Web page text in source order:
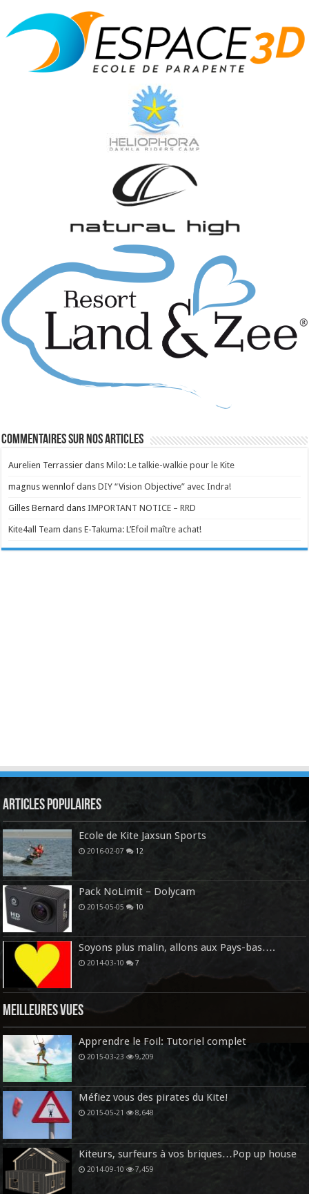
Commentaires sur nos articles
Aurelien Terrassier dansMilo: Le talkie-walkie pour le Kite
magnus wennlof dansDIY “Vision Objective” avec Indra!
Gilles Bernard dansIMPORTANT NOTICE – RRD
Kite4all Team dansE-Takuma: L’Efoil maître achat!
Articles Populaires
Ecole de Kite Jaxsun Sports
2016-02-07 12
Pack NoLimit – Dolycam
2015-05-05 10
Soyons plus malin, allons aux Pays-bas….
2014-03-10 7
Meilleures vues
Apprendre le Foil: Tutoriel complet
2015-03-23 9,209
Méfiez vous des pirates du Kite!
2015-05-21 8,648
Kiteurs, surfeurs à vos briques…Pop up house
2014-09-10 7,459